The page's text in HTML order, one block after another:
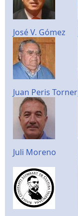
José V. Gómez
Juan Peris Torner
Juli Moreno